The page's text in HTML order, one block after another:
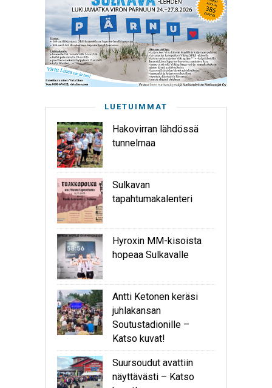
LUETUIMMAT
Hakovirran lähdössä
tunnelmaa
Sulkavan
tapahtumakalenteri
Hyroxin MM-kisoista
hopeaa Sulkavalle
Antti Ketonen keräsi
juhlakansan
Soutustadionille –
Katso kuvat!
Suursoudut avattiin
näyttävästi – Katso